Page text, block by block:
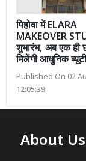
पिहोवा में ELARA
MAKEOVER
शुभारंभ, अब एक ही
मिलेंगी आधुनिक
Published On 02
12:05:39
About Us